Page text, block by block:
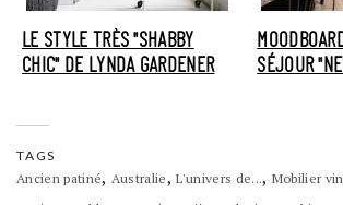
LE STYLE TRÈS "SHABBY
CHIC" DE LYNDA GARDENER
SÉJOUR
TAGS
Ancien patiné, Australie,L'univers de..., Mobilier